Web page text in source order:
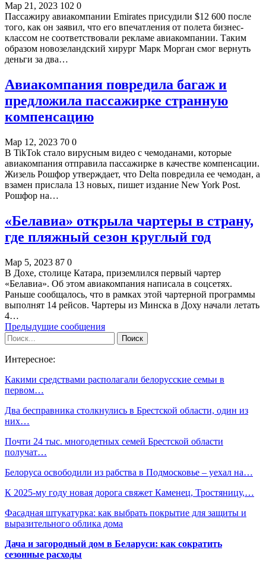
Мар 21, 2023 102 0
Пассажиру авиакомпании Emirates присудили $12 600 после
того, как он заявил, что его впечатления от полета бизнес-
классом не соответствовали рекламе авиакомпании. Таким
образом новозеландский хирург Марк Морган смог вернуть
деньги за два…
Авиакомпания повредила багаж и
предложила пассажирке странную
компенсацию
Мар 12, 2023 70 0
В TikTok стало вирусным видео с чемоданами, которые
авиакомпания отправила пассажирке в качестве компенсации.
Жизель Рошфор утверждает, что Delta повредила ее чемодан, а
взамен прислала 13 новых, пишет издание New York Post.
Рошфор на…
«Белавиа» открыла чартеры в страну,
где пляжный сезон круглый год
Мар 5, 2023 87 0
В Дохе, столице Катара, приземлился первый чартер
«Белавиа». Об этом авиакомпания написала в соцсетях.
Раньше сообщалось, что в рамках этой чартерной программы
выполнят 14 рейсов. Чартеры из Минска в Доху начали летать
4…
Предыдущие сообщения
Интересное:
Какими средствами располагали белорусские семьи в
первом…
Два бесправника столкнулись в Брестской области, один из
них…
Почти 24 тыс. многодетных семей Брестской области
получат…
Белоруса освободили из рабства в Подмосковье – уехал на…
К 2025-му году новая дорога свяжет Каменец, Тростяницу,…
Фасадная штукатурка: как выбрать покрытие для защиты и
выразительного облика дома
Дача и загородный дом в Беларуси: как сократить
сезонные расходы